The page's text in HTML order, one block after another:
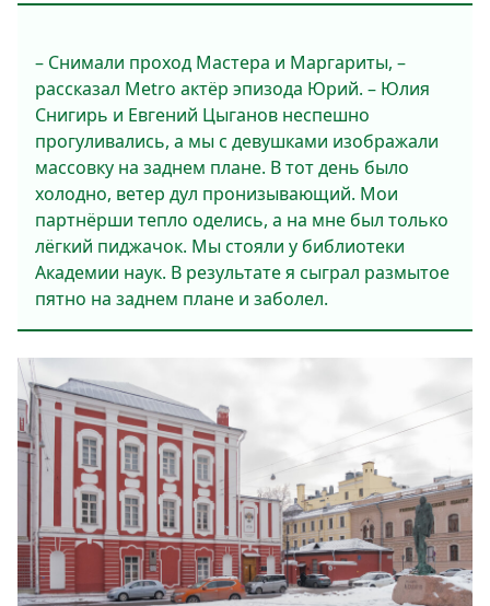
– Снимали проход Мастера и Маргариты, –
рассказал Metro актёр эпизода Юрий. – Юлия
Снигирь и Евгений Цыганов неспешно
прогуливались, а мы с девушками изображали
массовку на заднем плане. В тот день было
холодно, ветер дул пронизывающий. Мои
партнёрши тепло оделись, а на мне был только
лёгкий пиджачок. Мы стояли у библиотеки
Академии наук. В результате я сыграл размытое
пятно на заднем плане и заболел.